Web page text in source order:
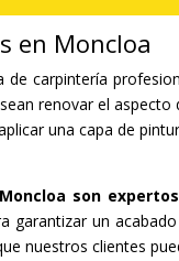
en Moncloa
de carpintería
renovar el
una capa de
son
garantizar un
nuestros clientes